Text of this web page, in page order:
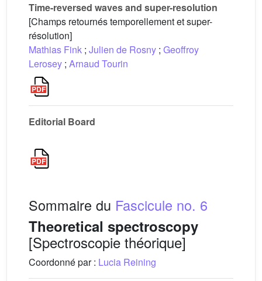
Time-reversed waves and super-resolution
[Champs retournés temporellement et super-
résolution]
Mathias Fink ; Julien de Rosny ; Geoffroy
Lerosey ; Arnaud Tourin
Editorial Board
Sommaire du Fascicule no. 6
Theoretical spectroscopy
[Spectroscopie théorique]
Coordonné par : Lucia Reining